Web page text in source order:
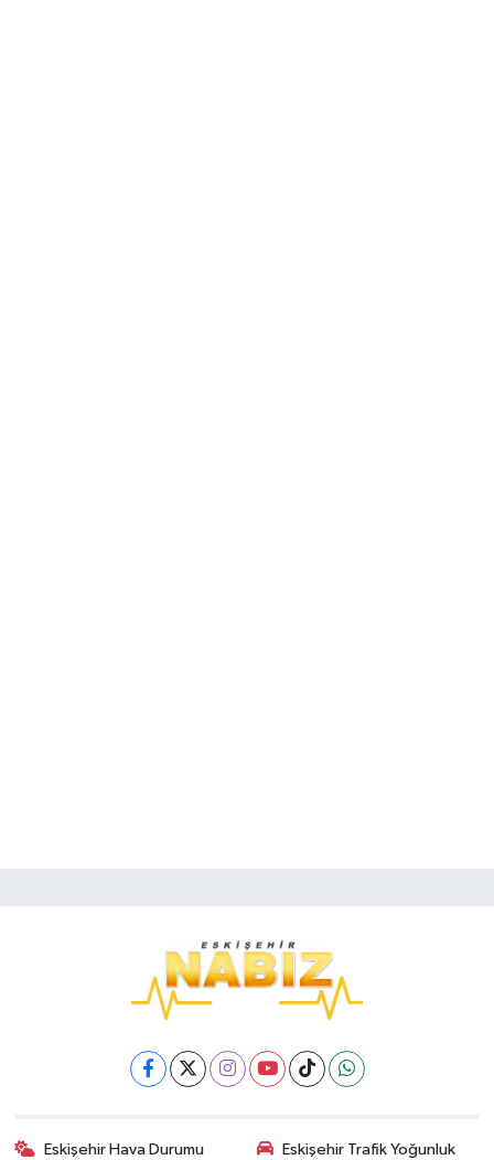
Eskişehir Hava Durumu Eskişehir Trafik Yoğunluk